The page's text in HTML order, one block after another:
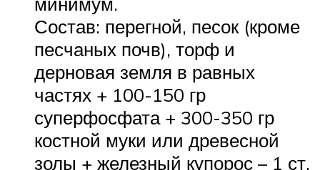
Состав: перегной, песок (кроме
песчаных почв), торф и
дерновая земля в равных
частях + 100-150 гр
суперфосфата + 300-350 гр
костной муки или древесной
золы + железный купорос – 1 ст.